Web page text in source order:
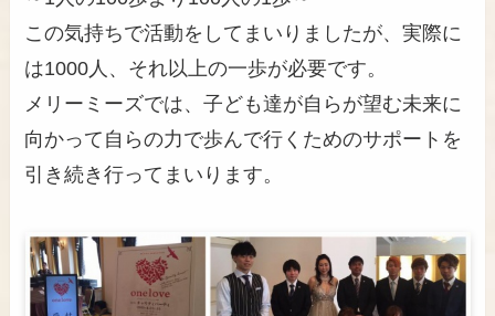
この気持ちで活動をしてまいりましたが、実際に
は1000人、それ以上の一歩が必要です。
メリーミーズでは、子ども達が自らが望む未来に
向かって自らの力で歩んで行くためのサポートを
引き続き行ってまいります。